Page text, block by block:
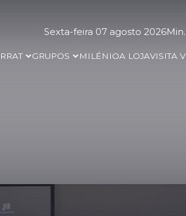
Sexta-feira 07 agosto 2026
GRUPOS MILÉNIOA LOJAVISITA